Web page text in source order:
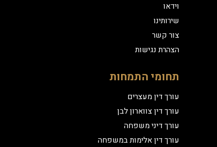
וידאו
שירותינו
צור קשר
הצהרת נגישות
תחומי התמחות
עורך דין מעצרים
עורך דין צווארון לבן
עורך דיני משפחה
עורך דין אלימות במשפחה